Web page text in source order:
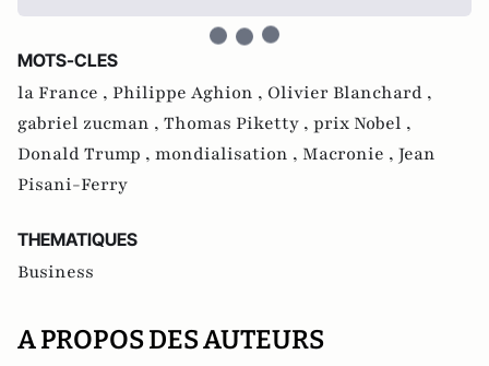
MOTS-CLES
la France , Philippe Aghion , Olivier Blanchard ,
gabriel zucman , Thomas Piketty , prix Nobel ,
Donald Trump , mondialisation , Macronie , Jean
Pisani-Ferry
THEMATIQUES
Business
A PROPOS DES AUTEURS